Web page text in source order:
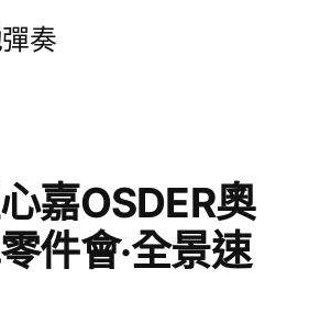
奏
嘉OSDER奧
件會·全景速